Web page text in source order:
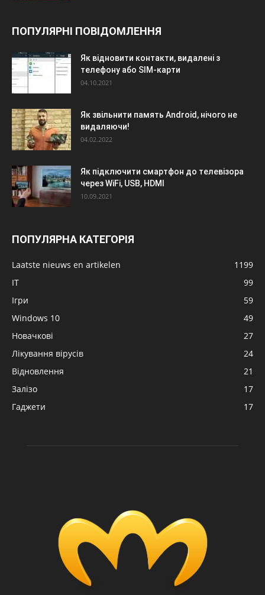
ПОПУЛЯРНІ ПОВІДОМЛЕННЯ
Як відновити контакти, видалені з
телефону або SIM-карти
04.10.2021
Як звільнити память Android, нічого не
видаляючи!
04.02.2022
Як підключити смартфон до телевізора
через WiFi, USB, HDMI
10.09.2021
ПОПУЛЯРНА КАТЕГОРІЯ
Laatste nieuws en artikelen
1199
IT
99
Ігри
59
Windows 10
49
Новачкові
27
Лікування вірусів
24
Відновлення
21
Залізо
17
Гаджети
17